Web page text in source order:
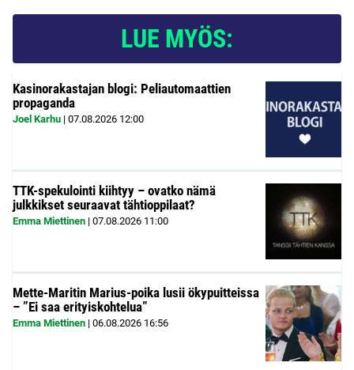
LUE MYÖS:
Kasinorakastajan blogi: Peliautomaattien
propaganda
Joel Karhu | 07.08.2026 12:00
TTK-spekulointi kiihtyy – ovatko nämä
julkkikset seuraavat tähtioppilaat?
Emma Miettinen | 07.08.2026 11:00
Mette-Maritin Marius-poika lusii ökypuitteissa
– ”Ei saa erityiskohtelua”
Emma Miettinen | 06.08.2026 16:56